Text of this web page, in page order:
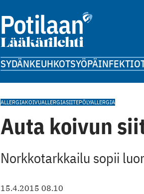
SYDÄNKEUHKOTSYÖPÄ
ALLERGIAKOIVUALLERGIASIITEPÖLYALLERGIA
Auta koivun
Norkkotarkkailu sopii
15.4.2015 08.10